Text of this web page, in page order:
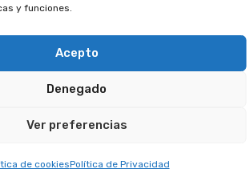
y funciones.
Acepto
Denegado
Ver preferencias
de cookiesPolítica de Privacidad
pago aplazado imponen tipos
y te atrapan en una espiral
En muchos casos, los
bien el funcionamiento, lo
Si reconoces este problema en tu